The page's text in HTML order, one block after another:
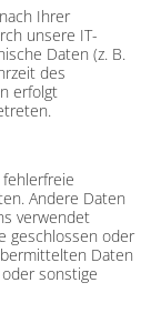
Ihrer
unsere IT-
Daten (z. B.
des
erfolgt
Andere Daten
verwendet
geschlossen oder
Daten
sonstige